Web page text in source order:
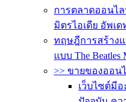
การตลาดออนไ
มิตรไอเดีย อัพเ
ทฤษฎีการสร้าง
แบบ The Beatles
>> ขายของออน
เว็บไซต์มี